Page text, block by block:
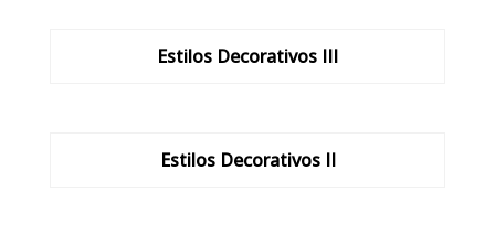
Estilos Decorativos III
Estilos Decorativos II